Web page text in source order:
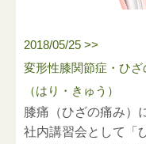
2018/05/25 >>
変形性膝関節症・ひ
（はり・きゅう）
膝痛（ひざの痛み）
社内講習会として「